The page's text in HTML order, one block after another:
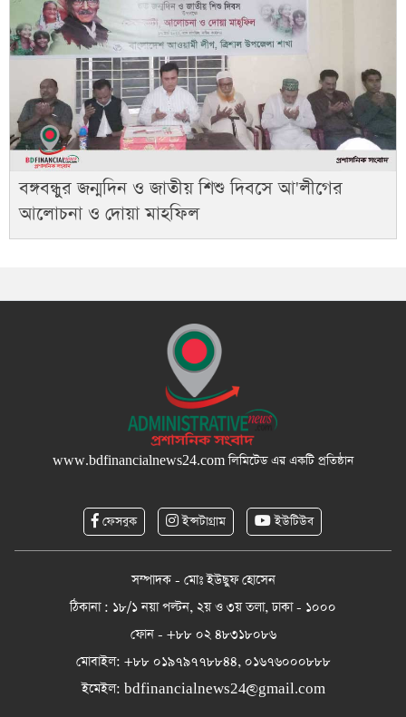
বঙ্গবন্ধুর জন্মদিন ও জাতীয় শিশু দিবসে আ'লীগের
আলোচনা ও দোয়া মাহফিল
www.bdfinancialnews24.comলিমিটেড এর একটি প্রতিষ্ঠান
ফেসবুক ইন্সটাগ্রাম ইউটিউব
সম্পাদক - মোঃ ইউছুফ হোসেন
ঠিকানা : ১৮/১ নয়া পল্টন, ২য় ও ৩য় তলা, ঢাকা - ১০০০
ফোন - +৮৮ ০২ ৪৮৩১৮০৮৬
মোবাইল: +৮৮ ০১৯৭৯৭৭৮৮৪৪, ০১৬৭৬০০০৮৮৮
ইমেইল: bdfinancialnews24@gmail.com